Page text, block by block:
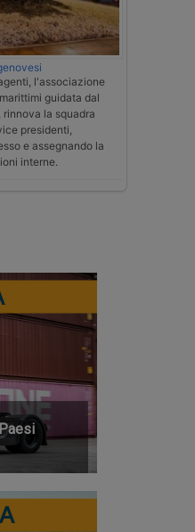
l'associazione
guidata dal
la squadra
presidenti,
e assegnando la
interne.